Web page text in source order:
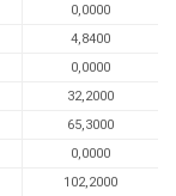
0,0000
4,8400
0,0000
32,2000
65,3000
0,0000
102,2000